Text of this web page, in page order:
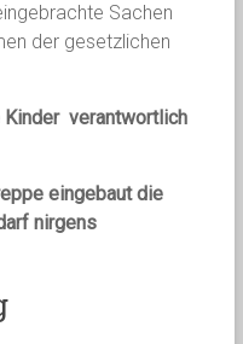
Sachen
der gesetzlichen
Kinder verantwortlich
eingebaut die
nirgens